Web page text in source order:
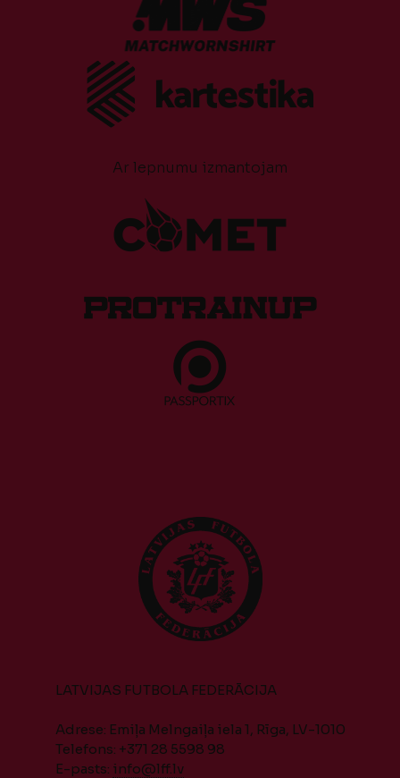
Ar lepnumu izmantojam
LATVIJAS FUTBOLA FEDERĀCIJA
Adrese: Emiļa Melngaiļa iela 1, Rīga, LV-1010
Telefons: +371 28 5598 98
E-pasts: info@lff.lv